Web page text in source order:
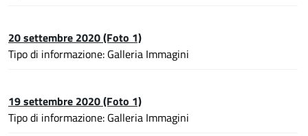
20 settembre 2020 (Foto 1)
Tipo di informazione: Galleria Immagini
19 settembre 2020 (Foto 1)
Tipo di informazione: Galleria Immagini